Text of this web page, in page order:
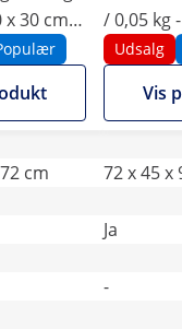
x 30 cm -
/ 0,05 kg
- LCD
Udsalg
Vis
cm
72 x 45 x
Ja
-